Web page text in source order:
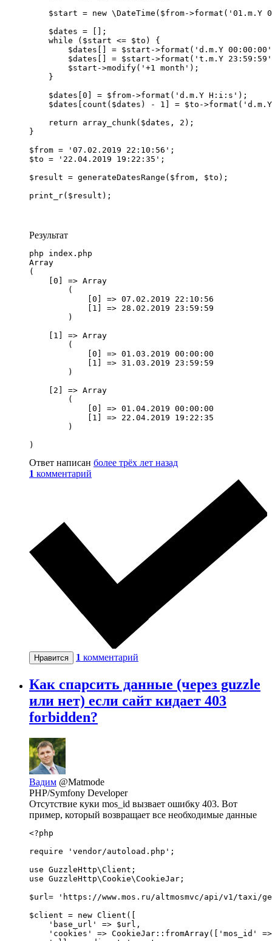
$start = new \DateTime($from->format('01.m.Y
    $dates = [];
    while ($start <= $to) {
$dates[] = $start->format('d.m.Y
$dates[] = $start->format('t.m.Y
        $start->modify('+1 month');
    }
    $dates[0] = $from->format('d.m.Y H:i:s');
$dates[count($dates) - 1] = $to-
    return array_chunk($dates, 2);
}
$from = '07.02.2019 22:10:56';
$to = '22.04.2019 19:22:35';
$result = generateDatesRange($from, $to);
print_r($result);
Результат
php index.php
Array
(
    [0] => Array
        (
            [0] => 07.02.2019 22:10:56
            [1] => 28.02.2019 23:59:59
        )
    [1] => Array
        (
            [0] => 01.03.2019 00:00:00
            [1] => 31.03.2019 23:59:59
        )
    [2] => Array
        (
            [0] => 01.04.2019 00:00:00
            [1] => 22.04.2019 19:22:35
        )
)
Ответ написан более трёх лет назад
1 комментарий
Нравится 1 комментарий
Как спарсить данные (через guzzle
или нет) если сайт кидает 403
forbidden?
Вадим @Matmode
PHP/Symfony Developer
Отсутствие куки mos_id вызвает ошибку 403. Вот
пример, который возвращает все необходимые данные
<?php
require 'vendor/autoload.php';
use GuzzleHttp\Client;
use GuzzleHttp\Cookie\CookieJar;
$url= 'https://www.mos.ru/altmosmvc/api/v1/taxi/
$client = new Client([
    'base_url' => $url,
'cookies' => CookieJar::fromArray(['mos_id'